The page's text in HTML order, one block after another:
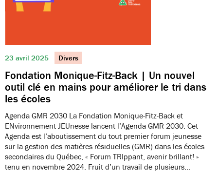
23 avril 2025 Divers
Fondation Monique-Fitz-Back | Un nouvel
outil clé en mains pour améliorer le tri dans
les écoles
Agenda GMR 2030 La Fondation Monique-Fitz-Back et
ENvironnement JEUnesse lancent l’Agenda GMR 2030. Cet
Agenda est l’aboutissement du tout premier forum jeunesse
sur la gestion des matières résiduelles (GMR) dans les écoles
secondaires du Québec, « Forum TRIppant, avenir brillant! »
tenu en novembre 2024. Fruit d’un travail de plusieurs…